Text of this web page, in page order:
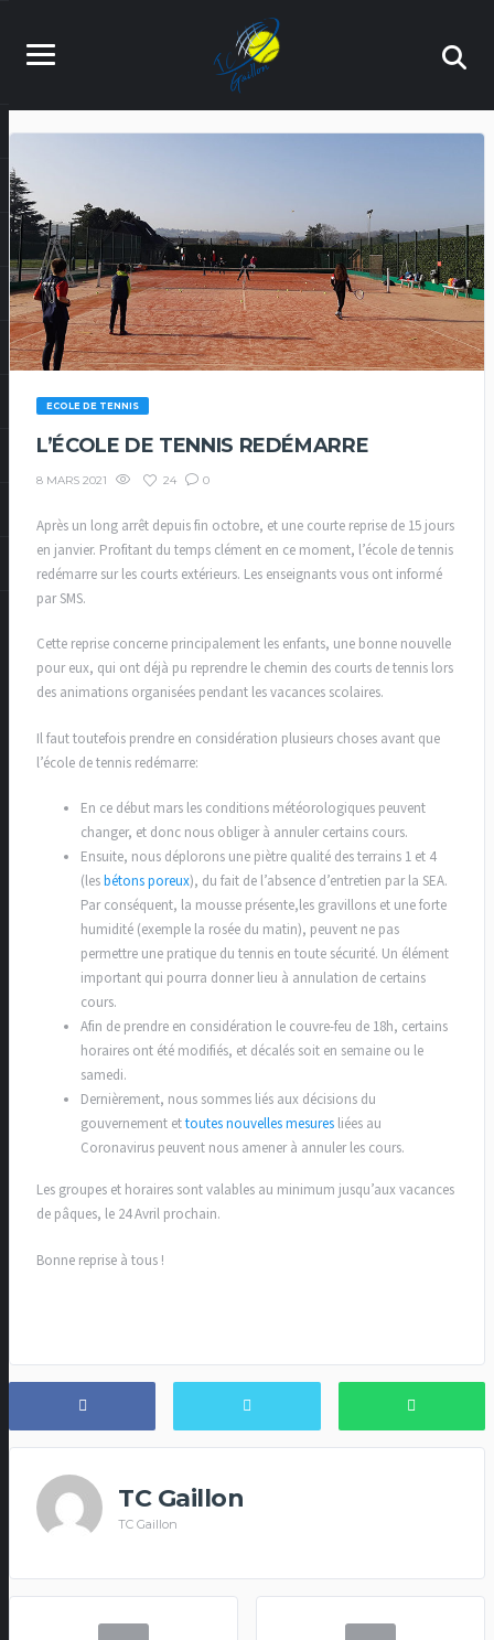
ECOLE DE TENNIS
L’ÉCOLE DE TENNIS REDÉMARRE
8 MARS 2021 24 0
Après un long arrêt depuis fin octobre, et une courte reprise de 15 jours
en janvier. Profitant du temps clément en ce moment, l’école de tennis
redémarre sur les courts extérieurs. Les enseignants vous ont informé
par SMS.
Cette reprise concerne principalement les enfants, une bonne nouvelle
pour eux, qui ont déjà pu reprendre le chemin des courts de tennis lors
des animations organisées pendant les vacances scolaires.
Il faut toutefois prendre en considération plusieurs choses avant que
l’école de tennis redémarre:
En ce début mars les conditions météorologiques peuvent
changer, et donc nous obliger à annuler certains cours.
Ensuite, nous déplorons une piètre qualité des terrains 1 et 4
(lesbétons poreux), du fait de l’absence d’entretien par la SEA.
Par conséquent, la mousse présente,les gravillons et une forte
humidité (exemple la rosée du matin), peuvent ne pas
permettre une pratique du tennis en toute sécurité. Un élément
important qui pourra donner lieu à annulation de certains
cours.
Afin de prendre en considération le couvre-feu de 18h, certains
horaires ont été modifiés, et décalés soit en semaine ou le
samedi.
Dernièrement, nous sommes liés aux décisions du
gouvernement ettoutes nouvelles mesures liées au
Coronavirus peuvent nous amener à annuler les cours.
Les groupes et horaires sont valables au minimum jusqu’aux vacances
de pâques, le 24 Avril prochain.
Bonne reprise à tous !
TC Gaillon
TC Gaillon